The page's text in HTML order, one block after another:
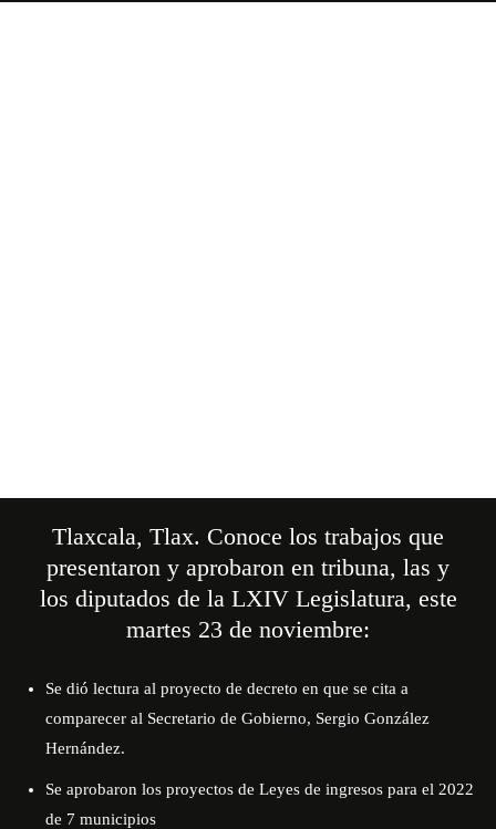
Tlaxcala, Tlax. Conoce los trabajos que
presentaron y aprobaron en tribuna, las y
los diputados de la LXIV Legislatura, este
martes 23 de noviembre:
Se dió lectura al proyecto de decreto en que se cita a
comparecer al Secretario de Gobierno, Sergio González
Hernández.
Se aprobaron los proyectos de Leyes de ingresos para el 2022
de 7 municipios